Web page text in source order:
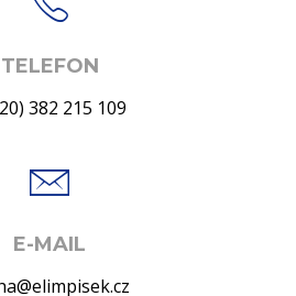
TELEFON
382 215 109
E-MAIL